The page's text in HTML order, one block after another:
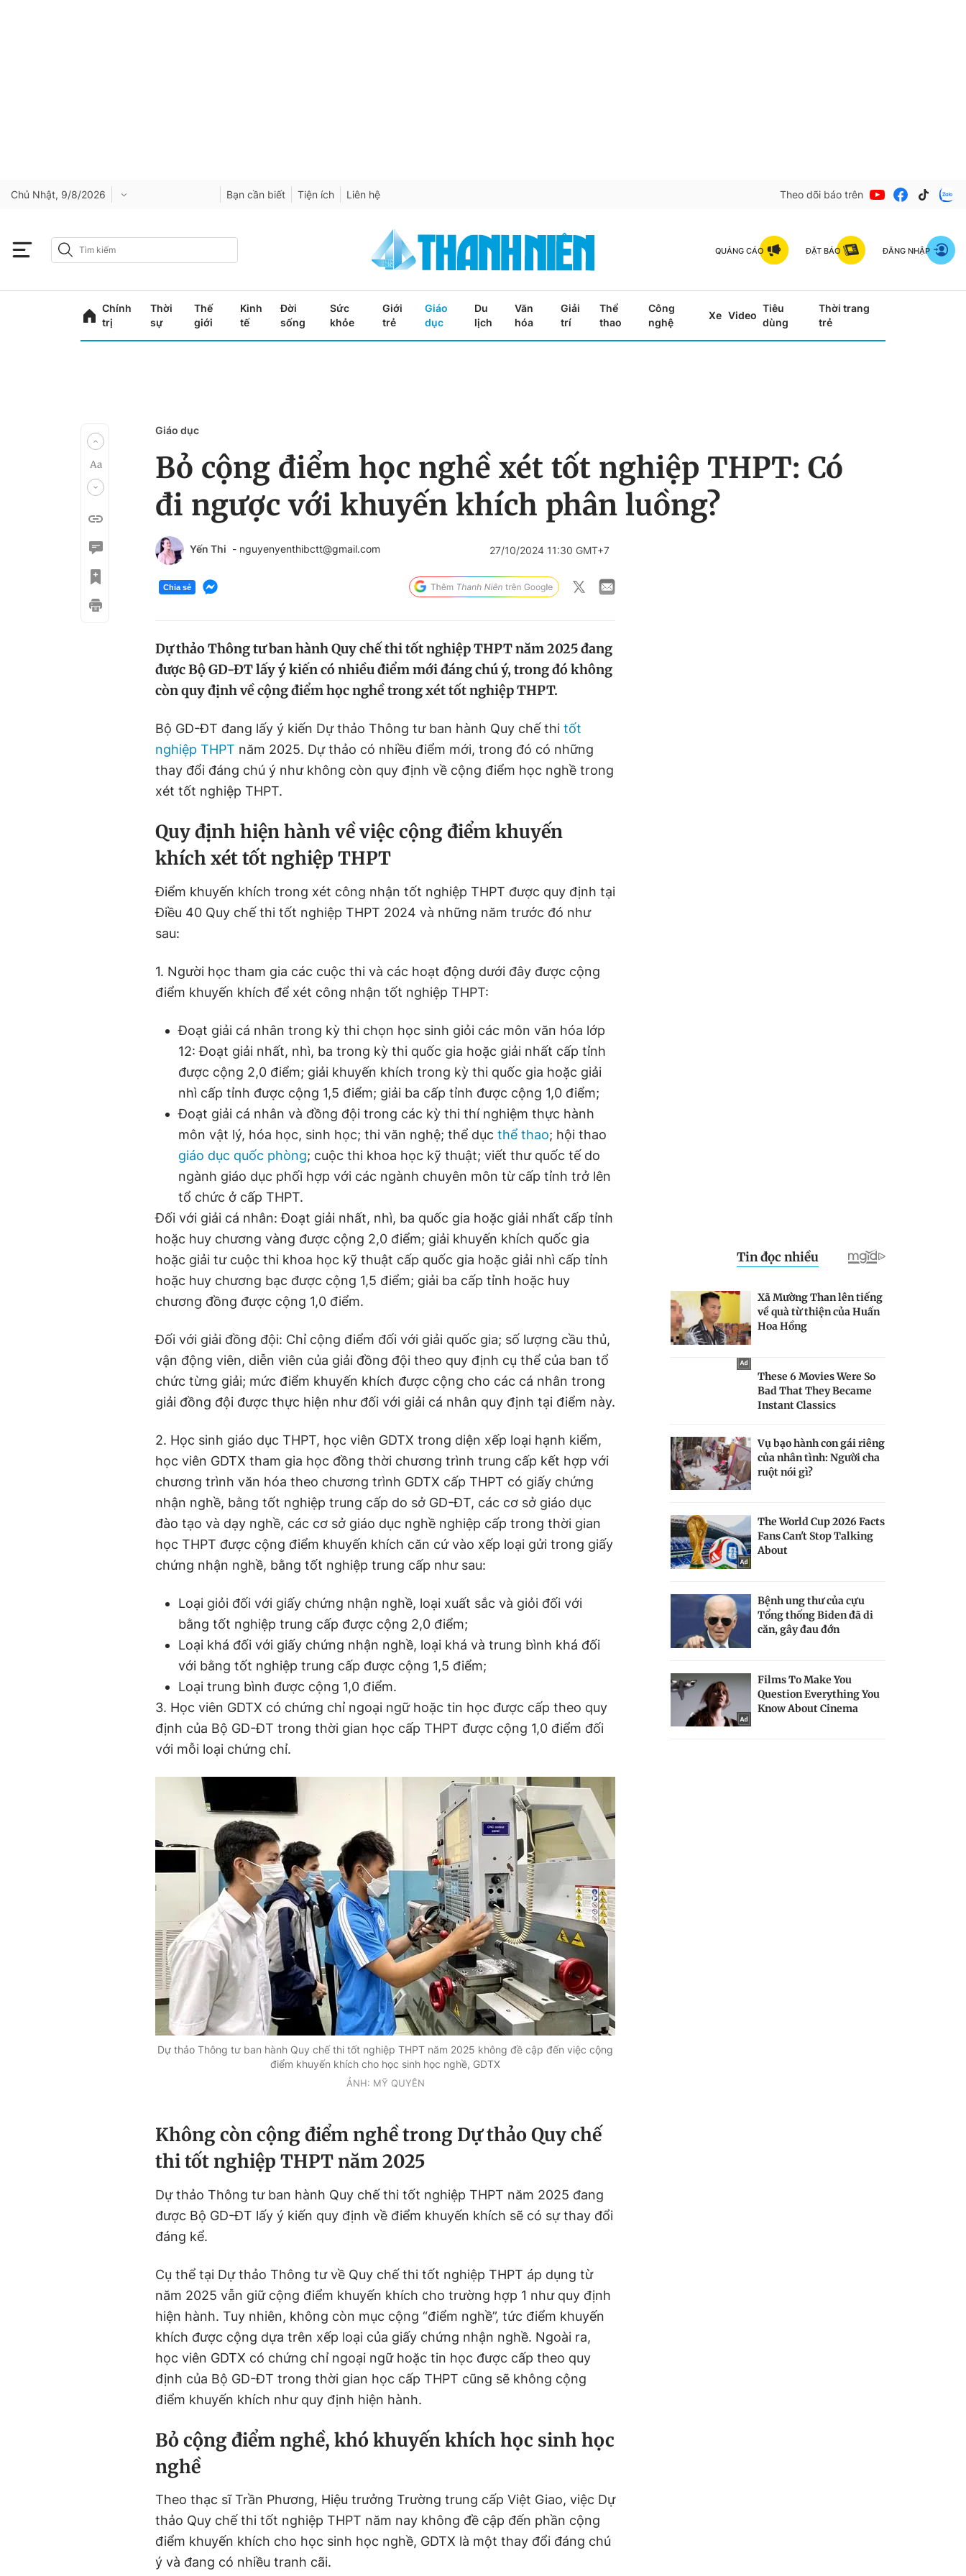
Chủ Nhật, 9/8/2026 Bạn cần biết Tiện ích Liên hệ Theo dõi báo trên
QUẢNG CÁO ĐẶT BÁO ĐĂNG NHẬP
Chính
trị
Thời
sự
Thế
giới
Kinh
tế
Đời
sống
Sức
khỏe
Giới
trẻ
Giáo
dục
Du
lịch
Văn
hóa
Giải
trí
Thể
thao
Công
nghệ
Xe Video
Tiêu
dùng
Thời trang
trẻ
Giáo dục
Bỏ cộng điểm học nghề xét tốt nghiệp THPT: Có
đi ngược với khuyến khích phân luồng?
Yến Thi - nguyenyenthibctt@gmail.com 27/10/2024 11:30 GMT+7
Chia sẻ
Dự thảo Thông tư ban hành Quy chế thi tốt nghiệp THPT năm 2025 đang
được Bộ GD-ĐT lấy ý kiến có nhiều điểm mới đáng chú ý, trong đó không
còn quy định về cộng điểm học nghề trong xét tốt nghiệp THPT.
Bộ GD-ĐT đang lấy ý kiến Dự thảo Thông tư ban hành Quy chế thi tốt
nghiệp THPT năm 2025. Dự thảo có nhiều điểm mới, trong đó có những
thay đổi đáng chú ý như không còn quy định về cộng điểm học nghề trong
xét tốt nghiệp THPT.
Quy định hiện hành về việc cộng điểm khuyến
khích xét tốt nghiệp THPT
Điểm khuyến khích trong xét công nhận tốt nghiệp THPT được quy định tại
Điều 40 Quy chế thi tốt nghiệp THPT 2024 và những năm trước đó như
sau:
1. Người học tham gia các cuộc thi và các hoạt động dưới đây được cộng
điểm khuyến khích để xét công nhận tốt nghiệp THPT:
Đoạt giải cá nhân trong kỳ thi chọn học sinh giỏi các môn văn hóa lớp
12: Đoạt giải nhất, nhì, ba trong kỳ thi quốc gia hoặc giải nhất cấp tỉnh
được cộng 2,0 điểm; giải khuyến khích trong kỳ thi quốc gia hoặc giải
nhì cấp tỉnh được cộng 1,5 điểm; giải ba cấp tỉnh được cộng 1,0 điểm;
Đoạt giải cá nhân và đồng đội trong các kỳ thi thí nghiệm thực hành
môn vật lý, hóa học, sinh học; thi văn nghệ; thể dục thể thao; hội thao
giáo dục quốc phòng; cuộc thi khoa học kỹ thuật; viết thư quốc tế do
ngành giáo dục phối hợp với các ngành chuyên môn từ cấp tỉnh trở lên
tổ chức ở cấp THPT.
Đối với giải cá nhân: Đoạt giải nhất, nhì, ba quốc gia hoặc giải nhất cấp tỉnh
hoặc huy chương vàng được cộng 2,0 điểm; giải khuyến khích quốc gia
hoặc giải tư cuộc thi khoa học kỹ thuật cấp quốc gia hoặc giải nhì cấp tỉnh
hoặc huy chương bạc được cộng 1,5 điểm; giải ba cấp tỉnh hoặc huy
chương đồng được cộng 1,0 điểm.
Đối với giải đồng đội: Chỉ cộng điểm đối với giải quốc gia; số lượng cầu thủ,
vận động viên, diễn viên của giải đồng đội theo quy định cụ thể của ban tổ
chức từng giải; mức điểm khuyến khích được cộng cho các cá nhân trong
giải đồng đội được thực hiện như đối với giải cá nhân quy định tại điểm này.
2. Học sinh giáo dục THPT, học viên GDTX trong diện xếp loại hạnh kiểm,
học viên GDTX tham gia học đồng thời chương trình trung cấp kết hợp với
chương trình văn hóa theo chương trình GDTX cấp THPT có giấy chứng
nhận nghề, bằng tốt nghiệp trung cấp do sở GD-ĐT, các cơ sở giáo dục
đào tạo và dạy nghề, các cơ sở giáo dục nghề nghiệp cấp trong thời gian
học THPT được cộng điểm khuyến khích căn cứ vào xếp loại gửi trong giấy
chứng nhận nghề, bằng tốt nghiệp trung cấp như sau:
Loại giỏi đối với giấy chứng nhận nghề, loại xuất sắc và giỏi đối với
bằng tốt nghiệp trung cấp được cộng 2,0 điểm;
Loại khá đối với giấy chứng nhận nghề, loại khá và trung bình khá đối
với bằng tốt nghiệp trung cấp được cộng 1,5 điểm;
Loại trung bình được cộng 1,0 điểm.
3. Học viên GDTX có chứng chỉ ngoại ngữ hoặc tin học được cấp theo quy
định của Bộ GD-ĐT trong thời gian học cấp THPT được cộng 1,0 điểm đối
với mỗi loại chứng chỉ.
Dự thảo Thông tư ban hành Quy chế thi tốt nghiệp THPT năm 2025 không đề cập đến việc cộng
điểm khuyến khích cho học sinh học nghề, GDTX
ẢNH: MỸ QUYÊN
Không còn cộng điểm nghề trong Dự thảo Quy chế
thi tốt nghiệp THPT năm 2025
Dự thảo Thông tư ban hành Quy chế thi tốt nghiệp THPT năm 2025 đang
được Bộ GD-ĐT lấy ý kiến quy định về điểm khuyến khích sẽ có sự thay đổi
đáng kể.
Cụ thể tại Dự thảo Thông tư về Quy chế thi tốt nghiệp THPT áp dụng từ
năm 2025 vẫn giữ cộng điểm khuyến khích cho trường hợp 1 như quy định
hiện hành. Tuy nhiên, không còn mục cộng “điểm nghề”, tức điểm khuyến
khích được cộng dựa trên xếp loại của giấy chứng nhận nghề. Ngoài ra,
học viên GDTX có chứng chỉ ngoại ngữ hoặc tin học được cấp theo quy
định của Bộ GD-ĐT trong thời gian học cấp THPT cũng sẽ không cộng
điểm khuyến khích như quy định hiện hành.
Bỏ cộng điểm nghề, khó khuyến khích học sinh học
nghề
Theo thạc sĩ Trần Phương, Hiệu trưởng Trường trung cấp Việt Giao, việc Dự
thảo Quy chế thi tốt nghiệp THPT năm nay không đề cập đến phần cộng
điểm khuyến khích cho học sinh học nghề, GDTX là một thay đổi đáng chú
ý và đang có nhiều tranh cãi.